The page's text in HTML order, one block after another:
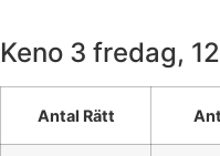
Keno 3 fredag,
Antal Rätt